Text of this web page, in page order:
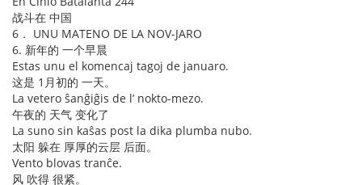
战斗在 中国
6． UNU MATENO DE LA NOV-JARO
6. 新年的 一个早晨
Estas unu el komencaj tagoj de januaro.
这是 1月初的 一天。
La vetero ŝanĝiĝis de l’ nokto-mezo.
午夜的 天气 变化了
La suno sin kaŝas post la dika plumba nubo.
太阳 躲在 厚厚的云层 后面。
Vento blovas tranĉe.
风 吹得 很紧。